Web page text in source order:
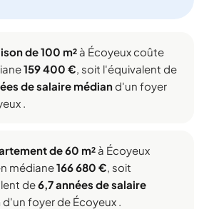
de 100 m² à Écoyeux coûte
159 400 €, soit l'équivalent de
de salaire médiand'un foyer
.
de 60 m² à Écoyeux
médiane166 680 €, soit
de6,7 années de salaire
d'un foyer de Écoyeux .